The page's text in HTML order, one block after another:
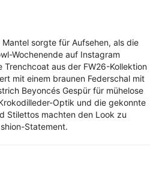
Mantel sorgte für Aufsehen, als die
Wochenende auf Instagram
Trenchcoat aus der FW26-Kollektion
mit einem braunen Federschal mit
Beyoncés Gespür für mühelose
Optik und die gekonnte
Stilettos machten den Look zu
Statement.